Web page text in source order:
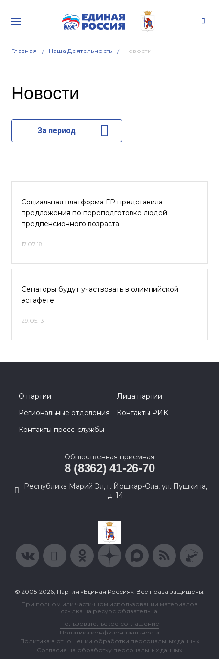
Главная Наша Деятельность Новости
Новости
За период
Социальная платформа ЕР представила
предложения по переподготовке людей
предпенсионного возраста
17.07.18
Сенаторы будут участвовать в олимпийской
эстафете
29.05.13
О партии
Лица партии
Региональные отделения
Контакты РИК
Контакты пресс-службы
Общественная приемная
8 (8362) 41-26-70
Республика Марий Эл, г. Йошкар-Ола, ул. Пушкина,
д. 14
© 2005-2026, Партия «Единая Россия». Все права защищены.
При полном или частичном использовании материалов
ссылка на ресурс обязательна.
Пользовательское соглашение
Политика конфиденциальности
Политика в отношении обработки персональных данных
Согласие на обработку персональных данных